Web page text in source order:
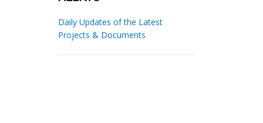
Daily Updates of the Latest
Projects & Documents